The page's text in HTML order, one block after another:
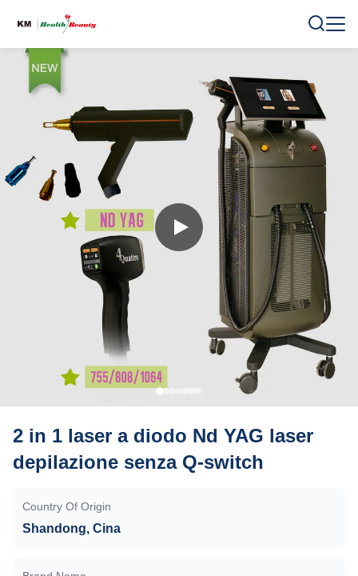
2 in 1 laser a diodo Nd YAG laser
depilazione senza Q-switch
Country Of Origin
Shandong, Cina